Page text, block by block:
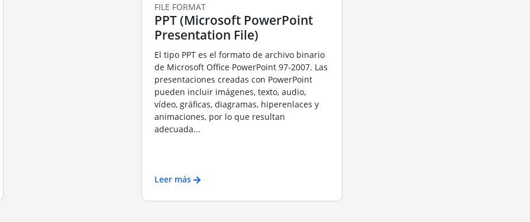
FILE FORMAT
PPT (Microsoft PowerPoint
Presentation File)
El tipo PPT es el formato de archivo binario
de Microsoft Office PowerPoint 97-2007. Las
presentaciones creadas con PowerPoint
pueden incluir imágenes, texto, audio,
vídeo, gráficas, diagramas, hiperenlaces y
animaciones, por lo que resultan
adecuada...
Leer más